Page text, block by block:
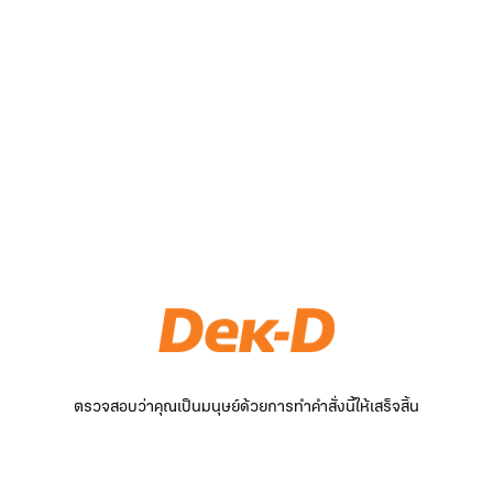
ตรวจสอบว่าคุณเป็นมนุษย์ด้วยการทำคำสั่งนี้ให้เสร็จสิ้น